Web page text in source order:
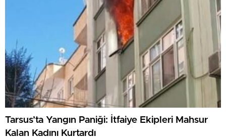
Tarsus’ta Yangın Paniği: İtfaiye Ekipleri Mahsur
Kalan Kadını Kurtardı